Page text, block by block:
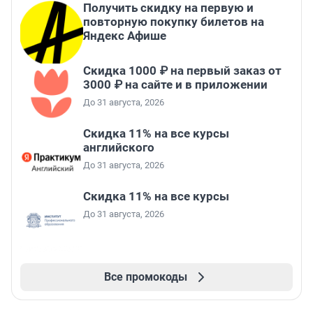
Получить скидку на первую и
повторную покупку билетов на
Яндекс Афише
Скидка 1000 ₽ на первый заказ от
3000 ₽ на сайте и в приложении
До 31 августа, 2026
Скидка 11% на все курсы
английского
До 31 августа, 2026
Скидка 11% на все курсы
До 31 августа, 2026
Все промокоды